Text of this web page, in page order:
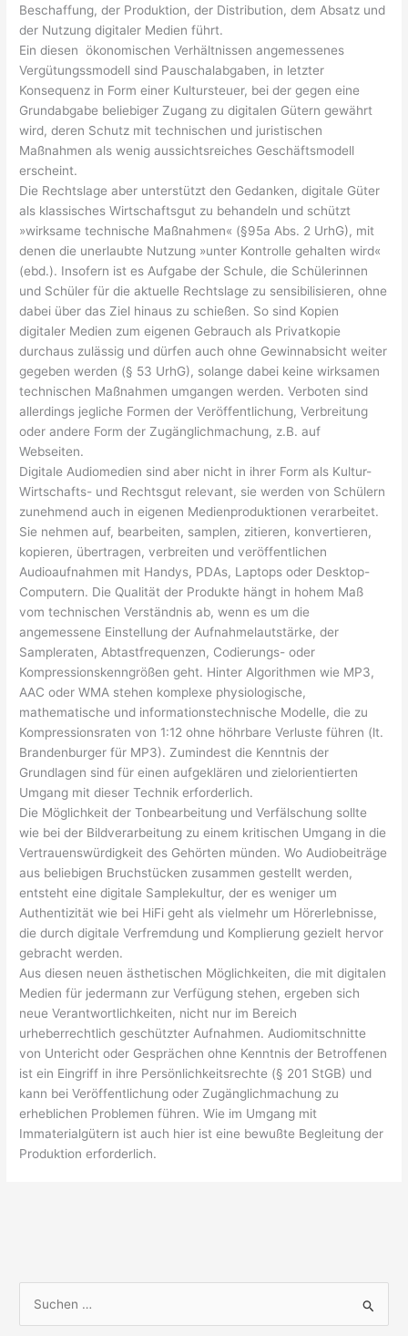
Beschaffung, der Produktion, der Distribution, dem Absatz und
der Nutzung digitaler Medien führt.
Ein diesen ökonomischen Verhältnissen angemessenes
Vergütungssmodell sind Pauschalabgaben, in letzter
Konsequenz in Form einer Kultursteuer, bei der gegen eine
Grundabgabe beliebiger Zugang zu digitalen Gütern gewährt
wird, deren Schutz mit technischen und juristischen
Maßnahmen als wenig aussichtsreiches Geschäftsmodell
erscheint.
Die Rechtslage aber unterstützt den Gedanken, digitale Güter
als klassisches Wirtschaftsgut zu behandeln und schützt
»wirksame technische Maßnahmen« (§95a Abs. 2 UrhG), mit
denen die unerlaubte Nutzung »unter Kontrolle gehalten wird«
(ebd.). Insofern ist es Aufgabe der Schule, die Schülerinnen
und Schüler für die aktuelle Rechtslage zu sensibilisieren, ohne
dabei über das Ziel hinaus zu schießen. So sind Kopien
digitaler Medien zum eigenen Gebrauch als Privatkopie
durchaus zulässig und dürfen auch ohne Gewinnabsicht weiter
gegeben werden (§ 53 UrhG), solange dabei keine wirksamen
technischen Maßnahmen umgangen werden. Verboten sind
allerdings jegliche Formen der Veröffentlichung, Verbreitung
oder andere Form der Zugänglichmachung, z.B. auf
Webseiten.
Digitale Audiomedien sind aber nicht in ihrer Form als Kultur-
Wirtschafts- und Rechtsgut relevant, sie werden von Schülern
zunehmend auch in eigenen Medienproduktionen verarbeitet.
Sie nehmen auf, bearbeiten, samplen, zitieren, konvertieren,
kopieren, übertragen, verbreiten und veröffentlichen
Audioaufnahmen mit Handys, PDAs, Laptops oder Desktop-
Computern. Die Qualität der Produkte hängt in hohem Maß
vom technischen Verständnis ab, wenn es um die
angemessene Einstellung der Aufnahmelautstärke, der
Sampleraten, Abtastfrequenzen, Codierungs- oder
Kompressionskenngrößen geht. Hinter Algorithmen wie MP3,
AAC oder WMA stehen komplexe physiologische,
mathematische und informationstechnische Modelle, die zu
Kompressionsraten von 1:12 ohne höhrbare Verluste führen (lt.
Brandenburger für MP3). Zumindest die Kenntnis der
Grundlagen sind für einen aufgeklären und zielorientierten
Umgang mit dieser Technik erforderlich.
Die Möglichkeit der Tonbearbeitung und Verfälschung sollte
wie bei der Bildverarbeitung zu einem kritischen Umgang in die
Vertrauenswürdigkeit des Gehörten münden. Wo Audiobeiträge
aus beliebigen Bruchstücken zusammen gestellt werden,
entsteht eine digitale Samplekultur, der es weniger um
Authentizität wie bei HiFi geht als vielmehr um Hörerlebnisse,
die durch digitale Verfremdung und Komplierung gezielt hervor
gebracht werden.
Aus diesen neuen ästhetischen Möglichkeiten, die mit digitalen
Medien für jedermann zur Verfügung stehen, ergeben sich
neue Verantwortlichkeiten, nicht nur im Bereich
urheberrechtlich geschützter Aufnahmen. Audiomitschnitte
von Untericht oder Gesprächen ohne Kenntnis der Betroffenen
ist ein Eingriff in ihre Persönlichkeitsrechte (§ 201 StGB) und
kann bei Veröffentlichung oder Zugänglichmachung zu
erheblichen Problemen führen. Wie im Umgang mit
Immaterialgütern ist auch hier ist eine bewußte Begleitung der
Produktion erforderlich.